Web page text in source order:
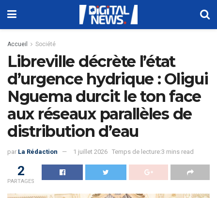
Accueil Société
Libreville décrète l’état
d’urgence hydrique : Oligui
Nguema durcit le ton face
aux réseaux parallèles de
distribution d’eau
par La Rédaction 1 juillet 2026 Temps de lecture:3 mins read
2
PARTAGES